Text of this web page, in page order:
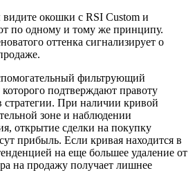
окошки с RSI Custоm и
по одному и тому же принципу.
оттенка сигнализирует о
фильтрующий
подтверждают правоту
При наличии кривой
зоне и наблюдении
открытие сделки на покупку
прибыль. Если кривая находится в
на еще большее удаление от
на продажу получает лишнее